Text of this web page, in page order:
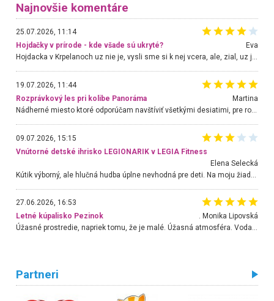
Najnovšie komentáre
25.07.2026, 11:14
Hojdačky v prírode - kde všade sú ukryté?
Eva
Hojdacka v Krpelanoch uz nie je, vysli sme si k nej vcera, ale, zial, uz je znicena. Ak sem planujete cestu len kvoli hojdacke, mozete si ju usetrit. Krasny vyhlad je tu vsak aj bez hojdacky :-)
19.07.2026, 11:44
Rozprávkový les pri kolibe Panoráma
Martina
Nádherné miesto ktoré odporúčam navštíviť všetkými desiatimi, pre rodiny s deťmi, dôchodcom... Proste a jednoducho ozaj rozprávkový les.. určite ešte prídeme. Odniesli sme si na pamiatku krásne tričká,
09.07.2026, 15:15
Vnútorné detské ihrisko LEGIONARIK v LEGIA Fitness
Elena Selecká
27.06.2026, 16:53
Letné kúpalisko Pezinok
. Monika Lipovská
Úžasné prostredie, napriek tomu, že je malé. Úžasná atmosféra. Voda fantastická a nádherná. Ľudí je pomerne veľa, ale su mili a ohľaduplní. Je veľmi zaujímavé sledovať, ako dokážu spolu športovať cudzí ľudia a bez ohľadu na vek. Vládne tu pohoda. Vnuka neviem dostať z vody. Ďakujem za krásny deň . Urcite sa sem vrátim. Jediný problém je s parkovaním, ale aj ten sa mi podarilo vyriešiť. Monika Bratislava
Partneri